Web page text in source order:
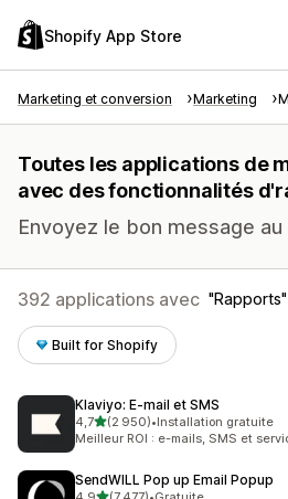
Shopify App Store
Marketing et conversion Marketing
Toutes les applications de
avec des fonctionnalités
Envoyez le bon message
392 applications avec Rapports
Built for Shopify
Klaviyo: E‑mail et SMS
4,7étoile(s) sur 5
(2 950)
2950 avis au total
•Installation gratuite
Meilleur ROI : e-mails, SMS et
SendWILL Pop up Email Popup
étoile(s) sur 5